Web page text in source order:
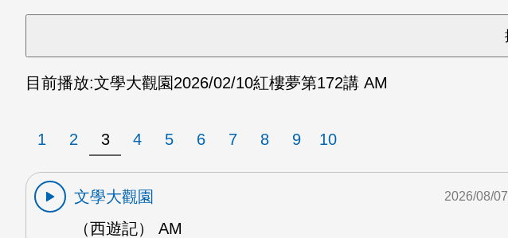
目前播放:文學大觀園2026/02/10紅樓夢第172講 AM
1 2 3 4 5 6 7 8 9 10
文學大觀園
（西遊記） AM
2026/08/07